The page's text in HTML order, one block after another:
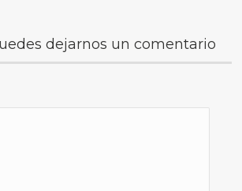
dejarnos un comentario